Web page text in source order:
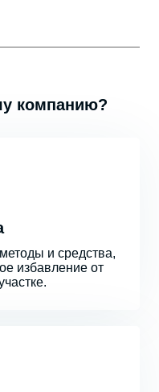
компанию?
и средства,
избавление от